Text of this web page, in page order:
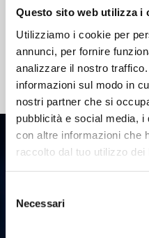
Questo sito web utilizza i
Utilizziamo i cookie per
annunci, per fornire
analizzare il nostro
informazioni sul modo in
nostri partner che si
pubblicità e social media, i
con altre informazioni che
raccolto dal tuo utilizzo dei
delNecessari
TUTTI I
Scopri le
prodotti Trepini